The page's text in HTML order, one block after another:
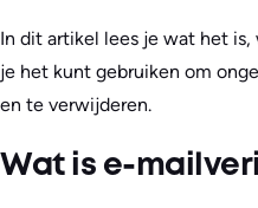
In dit artikel lees je wat het
je het kunt gebruiken om
en te verwijderen.
Wat is e-